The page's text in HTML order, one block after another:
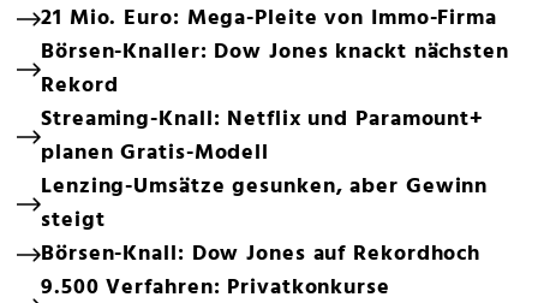
21 Mio. Euro: Mega-Pleite von Immo-Firma
Börsen-Knaller: Dow Jones knackt nächsten
Rekord
Streaming-Knall: Netflix und Paramount+
planen Gratis-Modell
Lenzing-Umsätze gesunken, aber Gewinn
steigt
Börsen-Knall: Dow Jones auf Rekordhoch
9.500 Verfahren: Privatkonkurse